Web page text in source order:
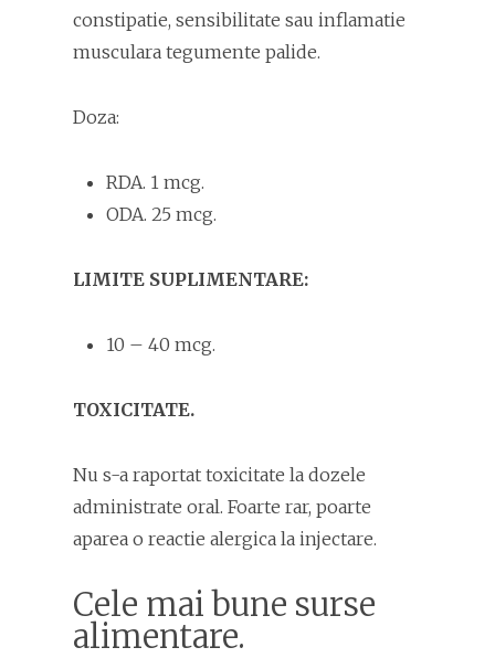
constipatie, sensibilitate sau inflamatie
musculara tegumente palide.
Doza:
RDA. 1 mcg.
ODA. 25 mcg.
LIMITE SUPLIMENTARE:
10 – 40 mcg.
TOXICITATE.
Nu s-a raportat toxicitate la dozele
administrate oral. Foarte rar, poarte
aparea o reactie alergica la injectare.
Cele mai bune surse
alimentare.